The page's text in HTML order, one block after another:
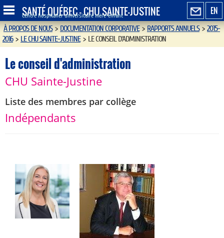
EN
SANTÉ QUÉBEC - CHU SAINTE-JUSTINE
Centre hospitalier universitaire mère-enfant
À PROPOS DE NOUS>DOCUMENTATION CORPORATIVE>RAPPORTS ANNUELS>2015-
2016 > LE CHU SAINTE-JUSTINE > LE CONSEIL D'ADMINISTRATION
Le conseil d'administration
CHU Sainte-Justine
Liste des membres par collège
Indépendants